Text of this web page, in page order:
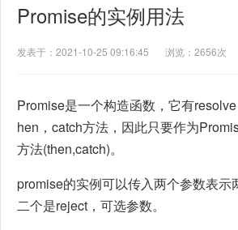
Promise的实例用法
发表于：2021-10-25 09:16:45 浏览：2656次
Promise是一个构造函数，它有
hen，catch方法，因此只要作为
方法(then,catch)。
promise的实例可以传入两个参数表
二个是reject，可选参数。